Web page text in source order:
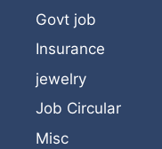
Govt job
Insurance
jewelry
Job Circular
Misc